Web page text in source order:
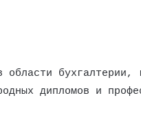
области бухгалтерии,
дипломов и